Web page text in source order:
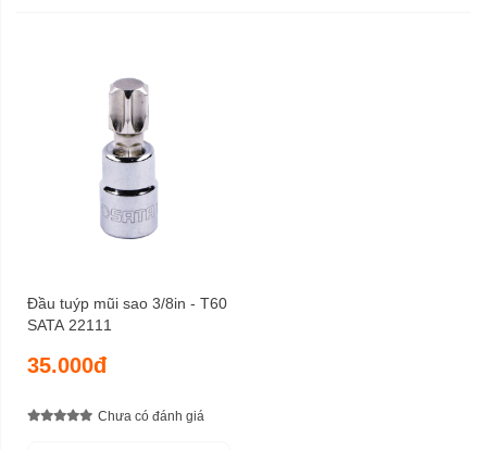
Đầu tuýp mũi sao 3/8in - T60
SATA 22111
35.000đ
Chưa có đánh giá